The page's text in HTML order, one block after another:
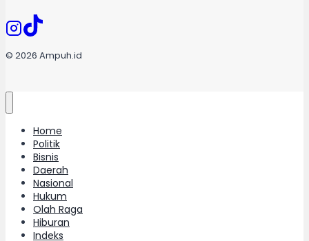
© 2026 Ampuh.id
Home
Politik
Bisnis
Daerah
Nasional
Hukum
Olah Raga
Hiburan
Indeks